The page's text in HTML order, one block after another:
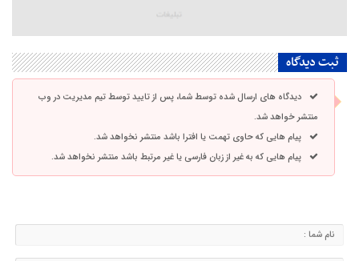
ثبت دیدگاه
دیدگاه های ارسال شده توسط شما، پس از تایید توسط تیم مدیریت در وب
منتشر خواهد شد.
پیام هایی که حاوی تهمت یا افترا باشد منتشر نخواهد شد.
پیام هایی که به غیر از زبان فارسی یا غیر مرتبط باشد منتشر نخواهد شد.